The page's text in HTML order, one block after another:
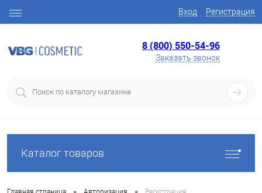
Вход Регистрация
8 (800) 550-54-96
Заказать звонок
Каталог товаров